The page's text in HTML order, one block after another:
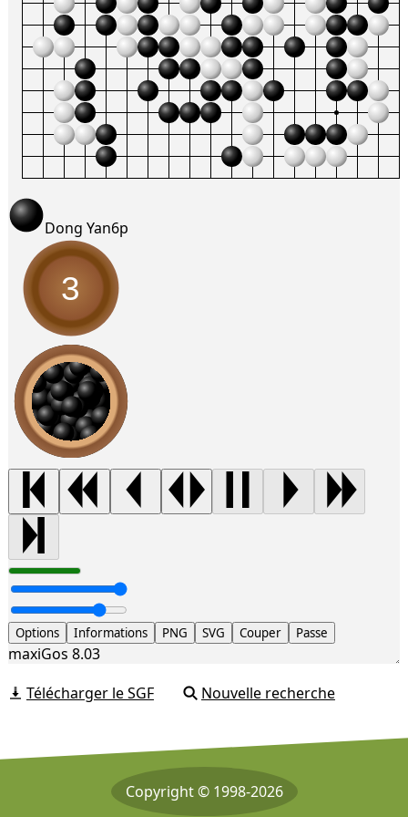
Dong Yan6p
3
Options Informations PNG SVG Couper Passe
maxiGos 8.03
Télécharger le SGF
Nouvelle recherche
Copyright © 1998-2026